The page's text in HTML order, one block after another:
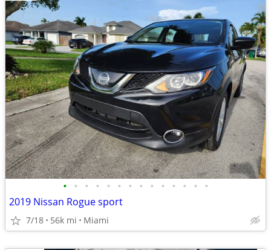
• • • • • • • • • • • • • •
2019 Nissan Rogue sport
7/18 56k mi Miami